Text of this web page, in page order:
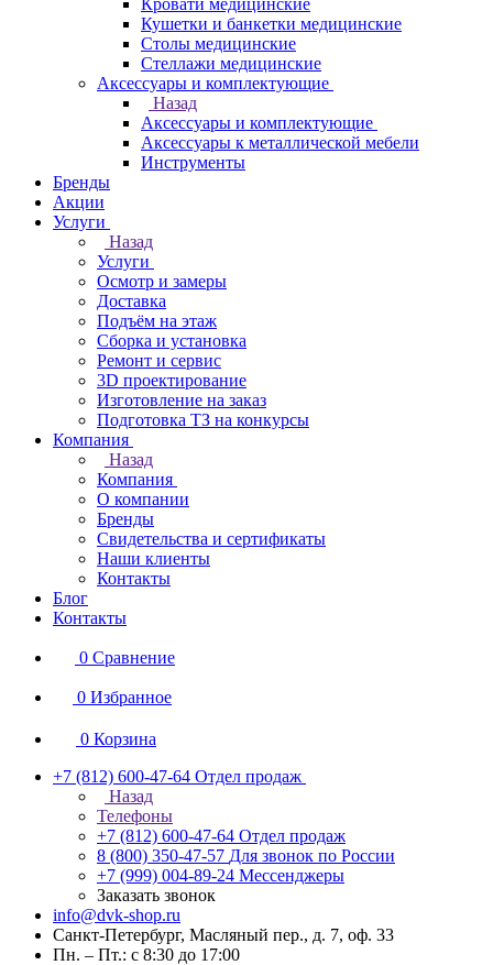
Кровати медицинские
Кушетки и банкетки медицинские
Столы медицинские
Стеллажи медицинские
Аксессуары и комплектующие
Назад
Аксессуары и комплектующие
Аксессуары к металлической мебели
Инструменты
Бренды
Акции
Услуги
Назад
Услуги
Осмотр и замеры
Доставка
Подъём на этаж
Сборка и установка
Ремонт и сервис
3D проектирование
Изготовление на заказ
Подготовка ТЗ на конкурсы
Компания
Назад
Компания
О компании
Бренды
Свидетельства и сертификаты
Наши клиенты
Контакты
Блог
Контакты
0 Сравнение
0 Избранное
0 Корзина
+7 (812) 600-47-64 Отдел продаж
Назад
Телефоны
+7 (812) 600-47-64 Отдел продаж
8 (800) 350-47-57 Для звонок по России
+7 (999) 004-89-24 Мессенджеры
Заказать звонок
info@dvk-shop.ru
Санкт-Петербург, Масляный пер., д. 7, оф. 33
Пн. – Пт.: с 8:30 до 17:00